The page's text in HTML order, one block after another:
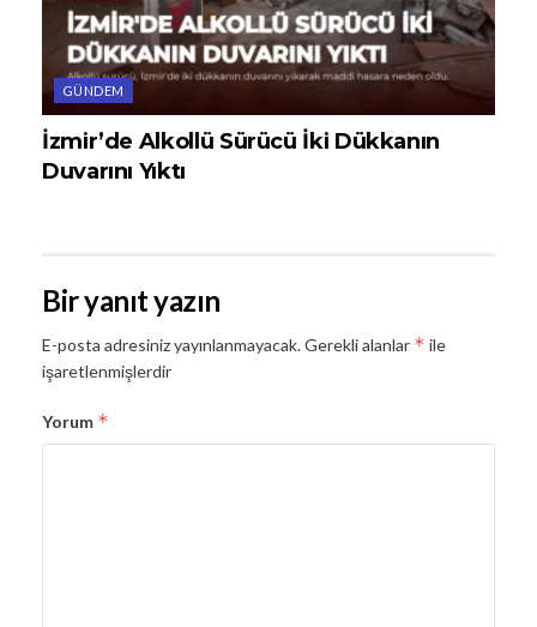
GÜNDEM
İzmir’de Alkollü Sürücü İki Dükkanın
Duvarını Yıktı
Bir yanıt yazın
E-posta adresiniz yayınlanmayacak.Gerekli alanlar * ile
işaretlenmişlerdir
Yorum *